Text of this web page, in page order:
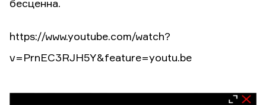
бесценна.
https://www.youtube.com/watch?
v=PrnEC3RJH5Y&feature=youtu.be